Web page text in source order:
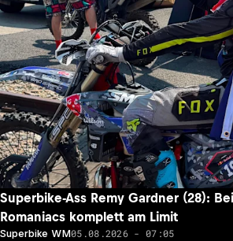
Superbike-Ass Remy Gardner (28):
Romaniacs komplett am Limit
Superbike WM05.08.2026 - 07:05